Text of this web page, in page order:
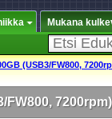
Mukana
(USB3/FW800,
FW800, 7200rpm)